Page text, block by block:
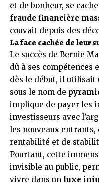
et de bonheur, se
fraude financière
couvait depuis des
La face cachée de leur
Le succès de Bernie
dû à ses compétences
dès le début, il utilisait
sous le nom de
implique de payer les
investisseurs avec
les nouveaux
rentabilité et de
Pourtant, cette
invisible au public,
vivre dans un luxe